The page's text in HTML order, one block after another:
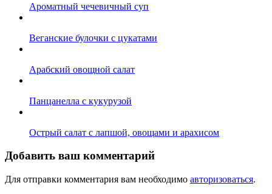
Ароматный чечевичный суп
Веганские булочки с цукатами
Арабский овощной салат
Панцанелла с кукурузой
Острый салат с лапшой, овощами и арахисом
Добавить ваш комментарий
Для отправки комментария вам необходимо авторизоваться.